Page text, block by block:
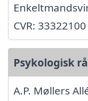
CVR: 33322100
Psykologisk
A.P. Møllers